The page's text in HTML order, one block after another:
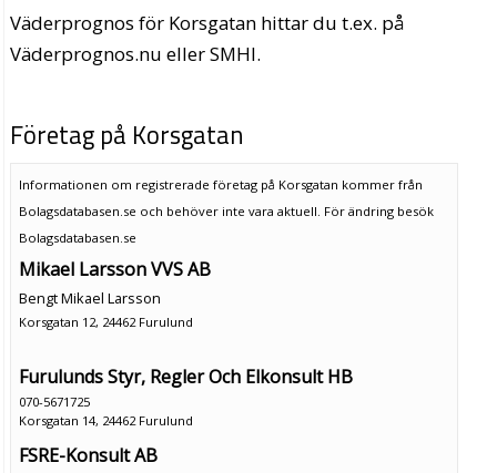
Väderprognos för Korsgatan hittar du t.ex. på
Väderprognos.nu eller SMHI.
Företag på Korsgatan
Informationen om registrerade företag på Korsgatan kommer från
Bolagsdatabasen.se och behöver inte vara aktuell. För ändring besök
Bolagsdatabasen.se
Mikael Larsson VVS AB
Bengt Mikael Larsson
Korsgatan 12, 24462 Furulund
Furulunds Styr, Regler Och Elkonsult HB
070-5671725
Korsgatan 14, 24462 Furulund
FSRE-Konsult AB